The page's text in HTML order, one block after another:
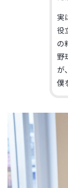
実
役
の
野
が
僕